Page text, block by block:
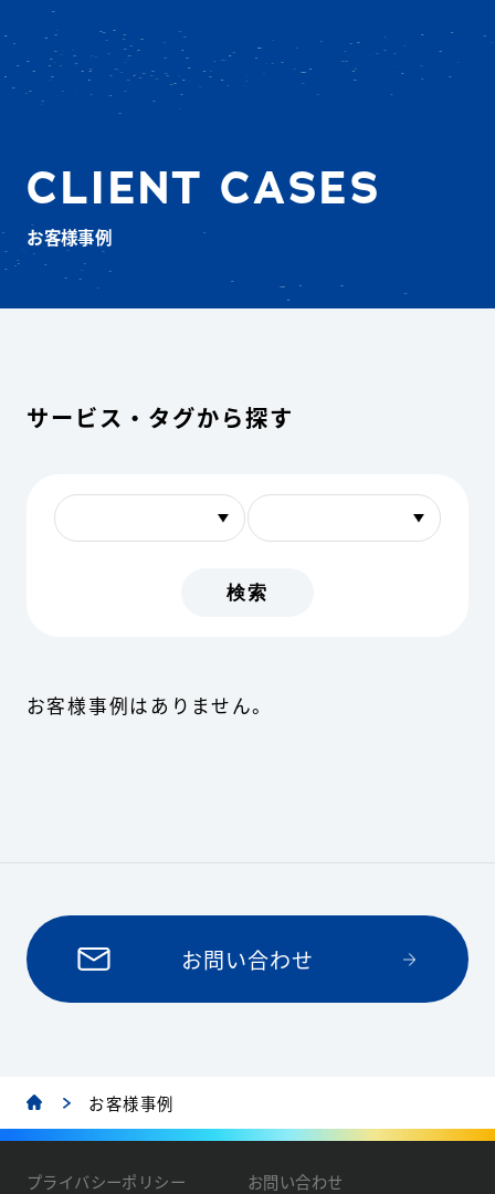
CLIENT CASES
お客様事例
サービス・タグから探す
お客様事例はありません。
お問い合わせ
お客様事例
プライバシーポリシー お問い合わせ